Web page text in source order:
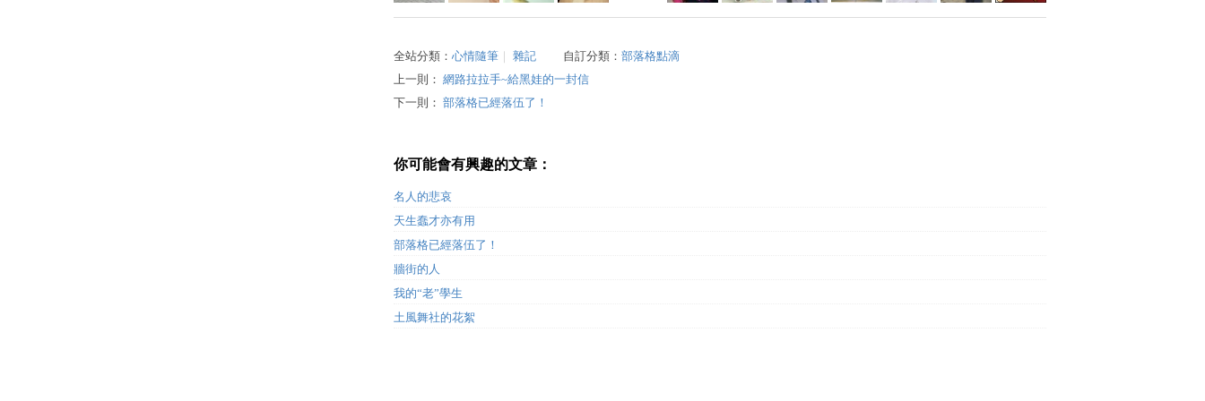
全站分類： 心情隨筆 雜記 自訂分類： 部落格點滴
上一則： 網路拉拉手~給黑娃的一封信
下一則： 部落格已經落伍了！
你可能會有興趣的文章：
名人的悲哀
天生蠢才亦有用
部落格已經落伍了！
牆街的人
我的“老”學生
土風舞社的花絮